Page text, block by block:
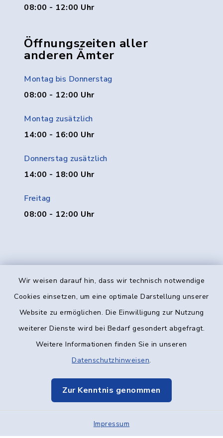
Wir weisen darauf hin, dass wir technisch notwendige
Cookies einsetzen, um eine optimale Darstellung unserer
Website zu ermöglichen. Die Einwilligung zur Nutzung
weiterer Dienste wird bei Bedarf gesondert abgefragt.
Weitere Informationen finden Sie in unseren
Datenschutzhinweisen.
Zur Kenntnis genommen
Impressum
08:00 - 12:00 Uhr
Öffnungszeiten aller
anderen Ämter
Montag bis Donnerstag
08:00 - 12:00 Uhr
Montag zusätzlich
14:00 - 16:00 Uhr
Donnerstag zusätzlich
14:00 - 18:00 Uhr
Freitag
08:00 - 12:00 Uhr
Kontakt
Datenschutz
Elektronische Kommunikation
Sitemap